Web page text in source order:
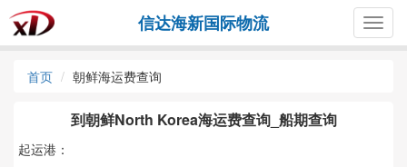
信达海新国际物流
首页 朝鲜海运费查询
到朝鲜North Korea海运费查询_船期查询
起运港：